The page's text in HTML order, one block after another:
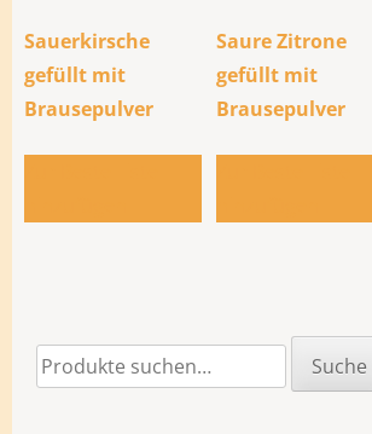
Sauerkirsche
gefüllt mit
Brausepulver
Saure Zitrone
gefüllt mit
Brausepulver
Suche
nach:
Suche